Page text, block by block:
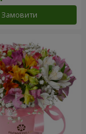
Замовити